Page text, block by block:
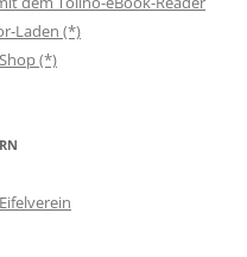
Laden (*)
(*)